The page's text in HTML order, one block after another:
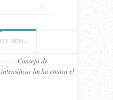
MENU
Consejo de
lucha contra el